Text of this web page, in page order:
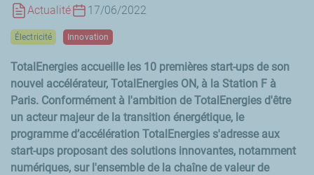
Actualité 17/06/2022
Électricité Innovation
TotalEnergies accueille les 10 premières start-ups de son
nouvel accélérateur, TotalEnergies ON, à la Station F à
Paris. Conformément à l'ambition de TotalEnergies d'être
un acteur majeur de la transition énergétique, le
programme d’accélération TotalEnergies s'adresse aux
start-ups proposant des solutions innovantes, notamment
numériques, sur l'ensemble de la chaîne de valeur de